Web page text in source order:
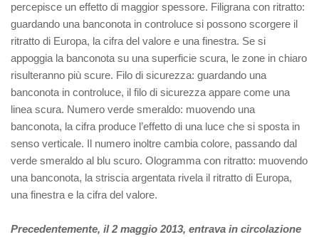
percepisce un effetto di maggior spessore. Filigrana con ritratto:
guardando una banconota in controluce si possono scorgere il
ritratto di Europa, la cifra del valore e una finestra. Se si
appoggia la banconota su una superficie scura, le zone in chiaro
risulteranno più scure. Filo di sicurezza: guardando una
banconota in controluce, il filo di sicurezza appare come una
linea scura. Numero verde smeraldo: muovendo una
banconota, la cifra produce l’effetto di una luce che si sposta in
senso verticale. Il numero inoltre cambia colore, passando dal
verde smeraldo al blu scuro. Ologramma con ritratto: muovendo
una banconota, la striscia argentata rivela il ritratto di Europa,
una finestra e la cifra del valore.
Precedentemente, il 2 maggio 2013, entrava in circolazione